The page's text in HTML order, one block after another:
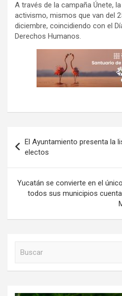
A través de la campaña Únete,
activismo, mismos que van del
diciembre, coincidiendo con el
Derechos Humanos.
de
entradas
El Ayuntamiento presenta la
electos
Yucatán se convierte en el
todos sus municipios